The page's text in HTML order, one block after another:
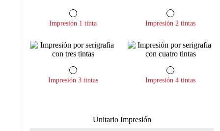
Impresión 1 tinta Impresión 2 tintas
Impresión 3 tintas Impresión 4 tintas
Unitario Impresión